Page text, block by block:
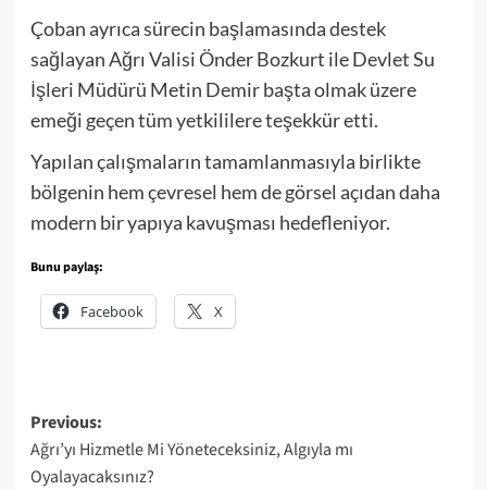
Çoban ayrıca sürecin başlamasında destek
sağlayan Ağrı Valisi Önder Bozkurt ile Devlet Su
İşleri Müdürü Metin Demir başta olmak üzere
emeği geçen tüm yetkililere teşekkür etti.
Yapılan çalışmaların tamamlanmasıyla birlikte
bölgenin hem çevresel hem de görsel açıdan daha
modern bir yapıya kavuşması hedefleniyor.
Bunu paylaş:
Facebook X
Post
navigation
Previous:
Ağrı’yı Hizmetle Mi Yöneteceksiniz, Algıyla mı
Oyalayacaksınız?